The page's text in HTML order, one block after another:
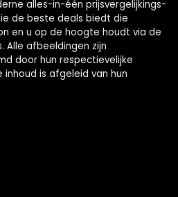
alles-in-één prijsvergelijkings-
de beste deals biedt die
en u op de hoogte houdt via de
afbeeldingen zijn
door hun respectievelijke
is afgeleid van hun